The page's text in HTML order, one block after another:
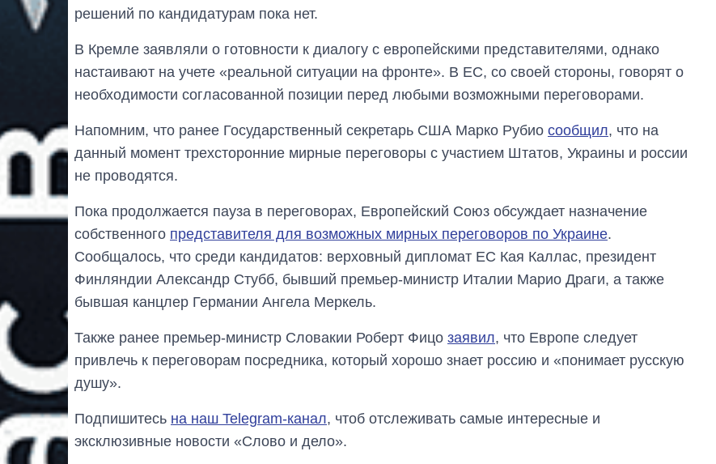
решений по кандидатурам пока нет.
В Кремле заявляли о готовности к диалогу с европейскими представителями, однако
настаивают на учете «реальной ситуации на фронте». В ЕС, со своей стороны, говорят о
необходимости согласованной позиции перед любыми возможными переговорами.
Напомним, что ранее Государственный секретарь США Марко Рубио сообщил, что на
данный момент трехсторонние мирные переговоры с участием Штатов, Украины и россии
не проводятся.
Пока продолжается пауза в переговорах, Европейский Союз обсуждает назначение
собственного представителя для возможных мирных переговоров по Украине.
Сообщалось, что среди кандидатов: верховный дипломат ЕС Кая Каллас, президент
Финляндии Александр Стубб, бывший премьер-министр Италии Марио Драги, а также
бывшая канцлер Германии Ангела Меркель.
Также ранее премьер-министр Словакии Роберт Фицо заявил, что Европе следует
привлечь к переговорам посредника, который хорошо знает россию и «понимает русскую
душу».
Подпишитесь на наш Telegram-канал, чтоб отслеживать самые интересные и
эксклюзивные новости «Слово и дело».